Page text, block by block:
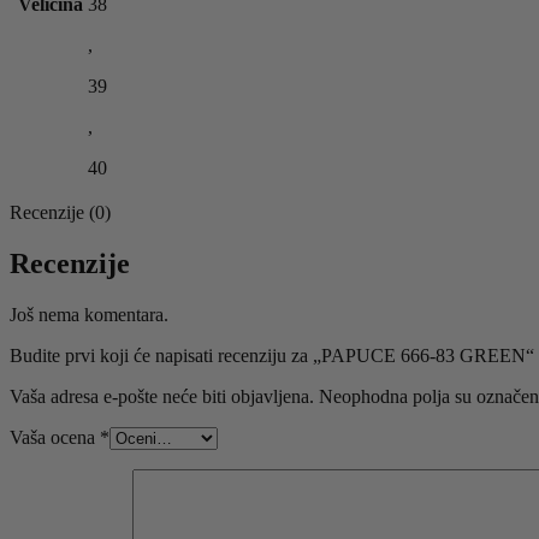
Veličina 38
,
39
,
40
Recenzije (0)
Recenzije
Još nema komentara.
Budite prvi koji će napisati recenziju za „PAPUCE 666-83 GREEN“
Vaša adresa e-pošte neće biti objavljena. Neophodna polja su
Vaša ocena *